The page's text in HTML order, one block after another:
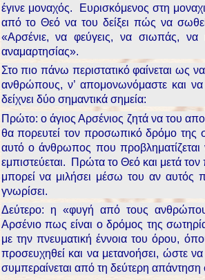
έγινε μοναχός. Ευρισκόμενος στη
από το Θεό να του δείξει πώς να
«Αρσένιε, να φεύγεις, να σιωπάς, να
αναμαρτησίας».
Στο πιο πάνω περιστατικό φαίνεται ως
ανθρώπους, ν’ απομονωνόμαστε και
δείχνει δύο σημαντικά σημεία:
Πρώτο: ο άγιος Αρσένιος ζητά να του
θα πορευτεί τον προσωπικό δρόμο της
αυτό ο άνθρωπος που προβληματίζεται
εμπιστεύεται. Πρώτα το Θεό και μετά
μπορεί να μιλήσει μέσω του αν αυτός
γνωρίσει.
Δεύτερο: η «φυγή από τους
Αρσένιο πως είναι ο δρόμος της
με την πνευματική έννοια του όρου,
προσευχηθεί και να μετανοήσει, ώστε
συμπεραίνεται από τη δεύτερη